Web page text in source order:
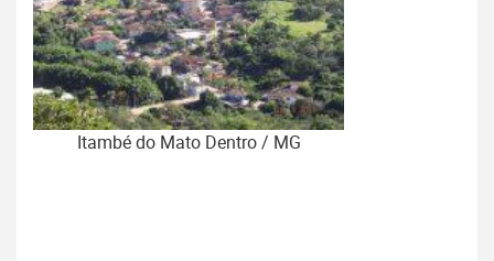
Itambé do Mato Dentro / MG